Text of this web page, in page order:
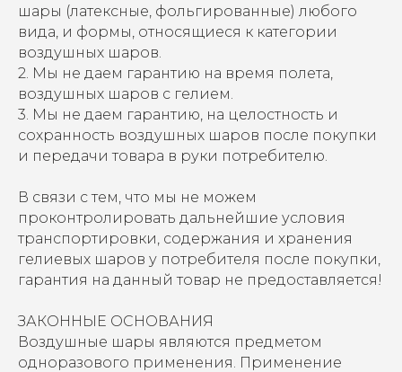
шары (латексные, фольгированные) любого
вида, и формы, относящиеся к категории
воздушных шаров.
2. Мы не даем гарантию на время полета,
воздушных шаров с гелием.
3. Мы не даем гарантию, на целостность и
сохранность воздушных шаров после покупки
и передачи товара в руки потребителю.
В связи с тем, что мы не можем
проконтролировать дальнейшие условия
транспортировки, содержания и хранения
гелиевых шаров у потребителя после покупки,
гарантия на данный товар не предоставляется!
ЗАКОННЫЕ ОСНОВАНИЯ
Воздушные шары являются предметом
одноразового применения. Применение